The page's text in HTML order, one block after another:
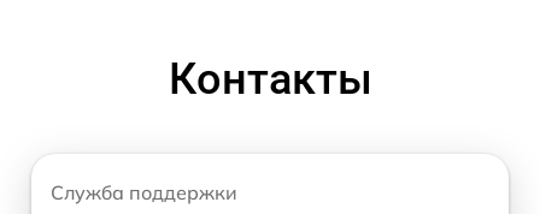
Контакты
Служба поддержки